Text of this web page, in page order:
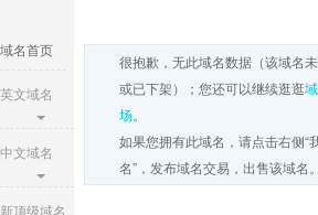
域名首页
英文域名
中文域名
新顶级域名
很抱歉，无此域名数据（该域名
或已下架）；您还可以继续逛逛
场。
如果您拥有此域名，请点击右侧“
名”，发布域名交易，出售该域名。